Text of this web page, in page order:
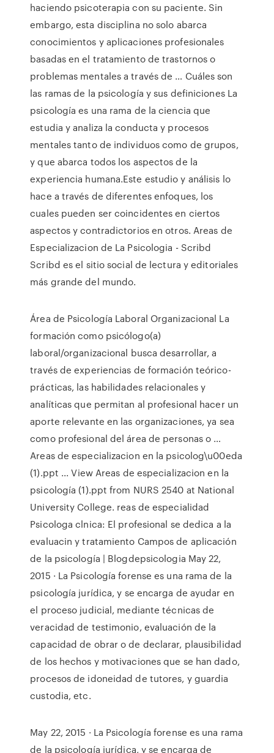
haciendo psicoterapia con su paciente. Sin
embargo, esta disciplina no solo abarca
conocimientos y aplicaciones profesionales
basadas en el tratamiento de trastornos o
problemas mentales a través de … Cuáles son
las ramas de la psicología y sus definiciones La
psicología es una rama de la ciencia que
estudia y analiza la conducta y procesos
mentales tanto de individuos como de grupos,
y que abarca todos los aspectos de la
experiencia humana.Este estudio y análisis lo
hace a través de diferentes enfoques, los
cuales pueden ser coincidentes en ciertos
aspectos y contradictorios en otros. Areas de
Especializacion de La Psicologia - Scribd
Scribd es el sitio social de lectura y editoriales
más grande del mundo.
Área de Psicología Laboral Organizacional La
formación como psicólogo(a)
laboral/organizacional busca desarrollar, a
través de experiencias de formación teórico-
prácticas, las habilidades relacionales y
analíticas que permitan al profesional hacer un
aporte relevante en las organizaciones, ya sea
como profesional del área de personas o …
Areas de especializacion en la psicolog\u00eda
(1).ppt ... View Areas de especializacion en la
psicología (1).ppt from NURS 2540 at National
University College. reas de especialidad
Psicologa clnica: El profesional se dedica a la
evaluacin y tratamiento Campos de aplicación
de la psicología | Blogdepsicologia May 22,
2015 · La Psicología forense es una rama de la
psicología jurídica, y se encarga de ayudar en
el proceso judicial, mediante técnicas de
veracidad de testimonio, evaluación de la
capacidad de obrar o de declarar, plausibilidad
de los hechos y motivaciones que se han dado,
procesos de idoneidad de tutores, y guardia
custodia, etc.
May 22, 2015 · La Psicología forense es una rama
de la psicología jurídica, y se encarga de